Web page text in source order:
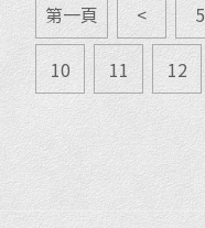
第一頁 < 5
10 11 12